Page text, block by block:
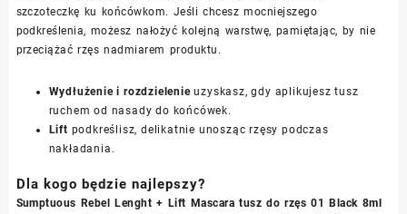
szczoteczkę ku końcówkom. Jeśli chcesz mocniejszego
podkreślenia, możesz nałożyć kolejną warstwę, pamiętając, by nie
przeciążać rzęs nadmiarem produktu.
Wydłużenie i rozdzielenieuzyskasz, gdy aplikujesz tusz
ruchem od nasady do końcówek.
Lift podkreślisz, delikatnie unosząc rzęsy podczas
nakładania.
Dla kogo będzie najlepszy?
Sumptuous Rebel Lenght + Lift Mascara tusz do rzęs 01 Black 8ml